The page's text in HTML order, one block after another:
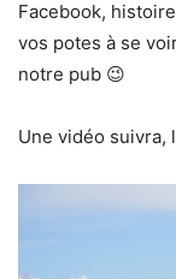
Facebook,
vos potes à se
notre pub 😉
Une vidéo suivra,